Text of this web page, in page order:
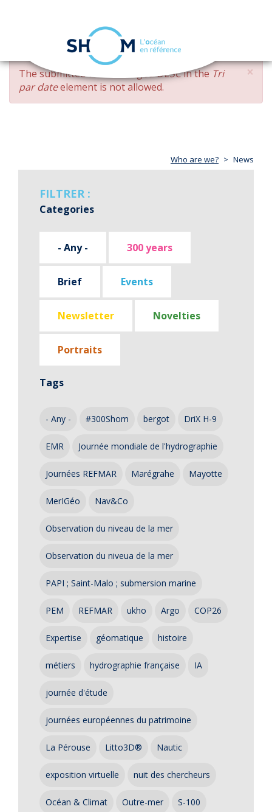
Skip
main
content
navigation
×
ERROR
MESSAGE
The submitted value changed DESCin the Tri
par dateelement is not allowed.
Who are we? News
FILTRER :
Categories
- Any - 300 years
Brief Events
Newsletter Novelties
Portraits
Tags
- Any - #300Shom bergot DriX H-9
EMR Journée mondiale de l'hydrographie
Journées REFMAR Marégrahe Mayotte
MerIGéo Nav&Co
Observation du niveau de la mer
Observation du niveua de la mer
PAPI ; Saint-Malo ; submersion marine
PEM REFMAR ukho Argo COP26
Expertise géomatique histoire
métiers hydrographie française IA
journée d'étude
journées européennes du patrimoine
La Pérouse Litto3D® Nautic
exposition virtuelle nuit des chercheurs
Océan & Climat Outre-mer S-100